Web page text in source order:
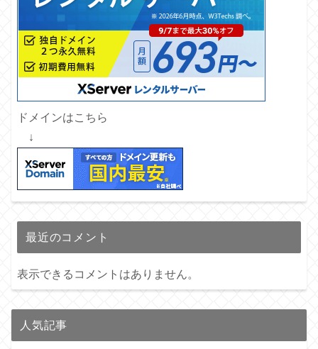
ドメインはこちら
↓
最近のコメント
表示できるコメントはありません。
人気記事